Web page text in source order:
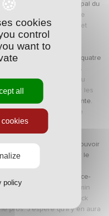
Marc Balland, le principal du
labellisée centre de
de valider un double projet
sportifs. »
pour s’entraîner quatre
ces jeunes adolescents
« Leur taux de réussite au
seulement 81% pour les
la principale adjointe.
aussi un élément de
est ailleurs. C’est de pouvoir
Élite disséminées sur le
et un atout non
joueurs,
explique le vice-
Fouad Rachid et Benjamin
encadrée par Franck
pros. J’espère qu’il y en aura
cookies
control
want to
all
cookies
policy